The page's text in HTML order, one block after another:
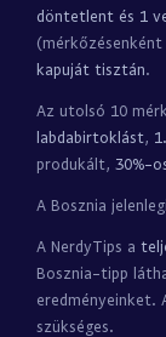
döntetlent és 1
kapuját tisztán.
Az utolsó 10
labdabirtoklást,
produkált, 30%-
A Bosznia
A NerdyTips a
Bosznia-tipp
eredményeinket.
szükséges.